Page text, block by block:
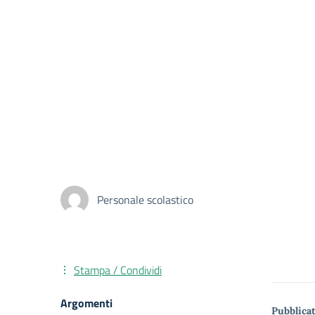
Personale scolastico
Stampa / Condividi
Argomenti